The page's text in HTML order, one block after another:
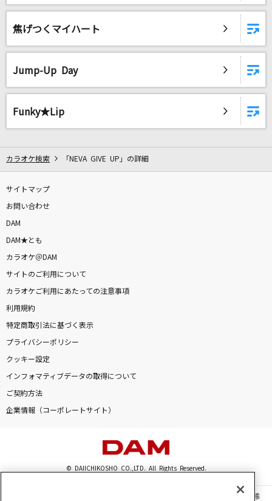
Butter-Fly
和田光司
初恋シンデレラ
≒JOY
松平健(KEN MATSUDAIRA)
[生音]オレンジ
SPYAIR
innocent starter
水樹奈々
ファタール
GEMN
Jazz with Fizz
機関紳士
Time goes by
Every Little Thing
DAMの新曲・ランキングなど
カラオケ最新情報をチェック！
焦げつくマイハート
Jump-Up Day
Funky★Lip
カラオケ検索 「NEVA GIVE UP」の詳細
サイトマップ
お問い合わせ
DAM
DAM★とも
カラオケ＠DAM
サイトのご利用について
カラオケご利用にあたっての注意事項
利用規約
特定商取引法に基づく表示
プライバシーポリシー
クッキー設定
インフォマティブデータの取得について
ご契約方法
企業情報（コーポレートサイト）
© DAIICHIKOSHO CO.,LTD. All Rights Reserved.
このサイトに掲載されている一切の文章・画像・写真・動画・音声等を、手段や形態